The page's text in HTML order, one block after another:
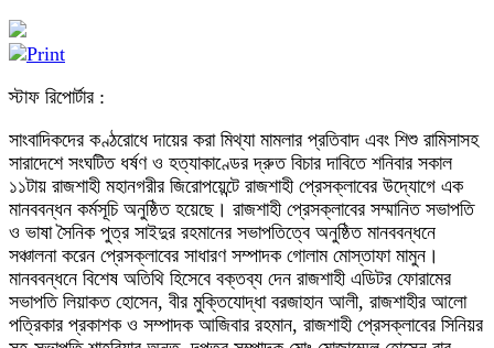
স্টাফ রিপোর্টার :
সাংবাদিকদের কণ্ঠরোধে দায়ের করা মিথ্যা মামলার প্রতিবাদ এবং শিশু রামিসাসহ
সারাদেশে সংঘটিত ধর্ষণ ও হত্যাকাণ্ডের দ্রুত বিচার দাবিতে শনিবার সকাল
১১টায় রাজশাহী মহানগরীর জিরোপয়েন্টে রাজশাহী প্রেসক্লাবের উদ্যোগে এক
মানববন্ধন কর্মসূচি অনুষ্ঠিত হয়েছে। রাজশাহী প্রেসক্লাবের সম্মানিত সভাপতি
ও ভাষা সৈনিক পুত্র সাইদুর রহমানের সভাপতিত্বে অনুষ্ঠিত মানববন্ধনে
সঞ্চালনা করেন প্রেসক্লাবের সাধারণ সম্পাদক গোলাম মোস্তাফা মামুন।
মানববন্ধনে বিশেষ অতিথি হিসেবে বক্তব্য দেন রাজশাহী এডিটর ফোরামের
সভাপতি লিয়াকত হোসেন, বীর মুক্তিযোদ্ধা বরজাহান আলী, রাজশাহীর আলো
পত্রিকার প্রকাশক ও সম্পাদক আজিবার রহমান, রাজশাহী প্রেসক্লাবের সিনিয়র